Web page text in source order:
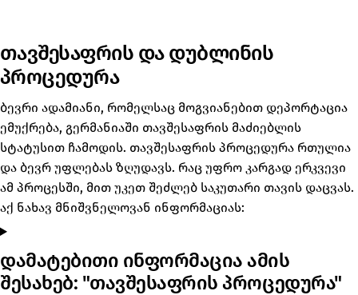
თავშესაფრის და დუბლინის
პროცედურა
ბევრი ადამიანი, რომელსაც მოგვიანებით დეპორტაცია
ემუქრება, გერმანიაში თავშესაფრის მაძიებლის
სტატუსით ჩამოდის. თავშესაფრის პროცედურა რთულია
და ბევრ უფლებას ზღუდავს. რაც უფრო კარგად ერკვევი
ამ პროცესში, მით უკეთ შეძლებ საკუთარი თავის დაცვას.
აქ ნახავ მნიშვნელოვან ინფორმაციას:
დამატებითი ინფორმაცია ამის
შესახებ: "თავშესაფრის პროცედურა"